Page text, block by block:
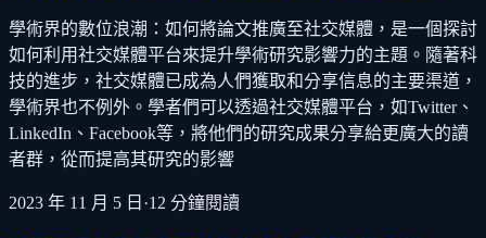
學術界的數位浪潮：如何將論文推廣至社交媒體，是一個探討
如何利用社交媒體平台來提升學術研究影響力的主題。隨著科
技的進步，社交媒體已成為人們獲取和分享信息的主要渠道，
學術界也不例外。學者們可以透過社交媒體平台，如Twitter、
LinkedIn、Facebook等，將他們的研究成果分享給更廣大的讀
者群，從而提高其研究的影響
2023 年 11 月 5 日 ·12 分鐘閱讀